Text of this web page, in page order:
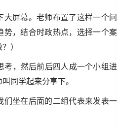
大屏幕。老师布置了这样一个问
势，结合时政热点，选择一个案
）
考，然后前后四人成一个小组进
同学起来分享下。
们坐在后面的二组代表来发表一